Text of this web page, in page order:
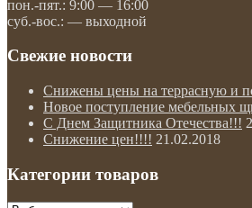
пон.-пят.: 9:00 — 16:00
суб.-вос.: — выходной
Свежие новости
Снижены цены на террасную и
Новое поступление мебельных
С Днем Защитника Отечества!!!
Снижение цен!!!! 21.02.2018
Категории товаров